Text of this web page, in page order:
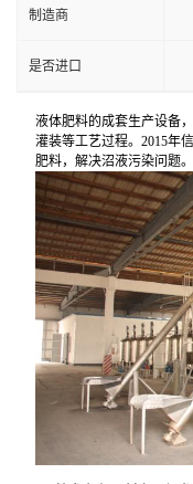
制造商
是否进口
液体肥料的成套生产设备
灌装等工艺过程。2015年
肥料，解决沼液污染问题。